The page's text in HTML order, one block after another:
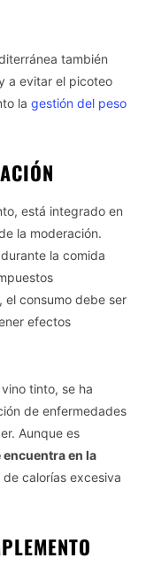
también
a evitar el picoteo
la gestión del peso
está integrado en
la moderación.
la comida
el consumo debe ser
efectos
tinto, se ha
de enfermedades
Aunque es
en la
calorías excesiva